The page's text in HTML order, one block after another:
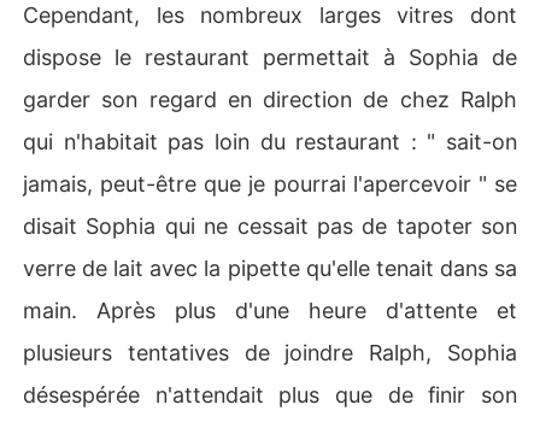
Cependant, les nombreux larges vitres dont
dispose le restaurant permettait à Sophia de
garder son regard en direction de chez Ralph
qui n'habitait pas loin du restaurant : " sait-on
jamais, peut-être que je pourrai l'apercevoir " se
disait Sophia qui ne cessait pas de tapoter son
verre de lait avec la pipette qu'elle tenait dans sa
main. Après plus d'une heure d'attente et
plusieurs tentatives de joindre Ralph, Sophia
désespérée n'attendait plus que de finir son